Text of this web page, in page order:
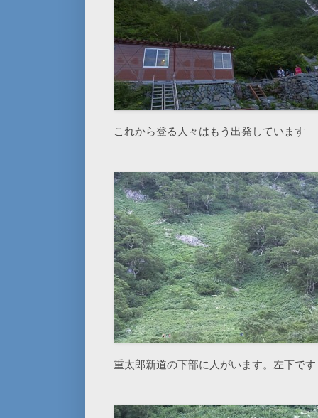
これから登る人々はもう出発しています
重太郎新道の下部に人がいます。左下です